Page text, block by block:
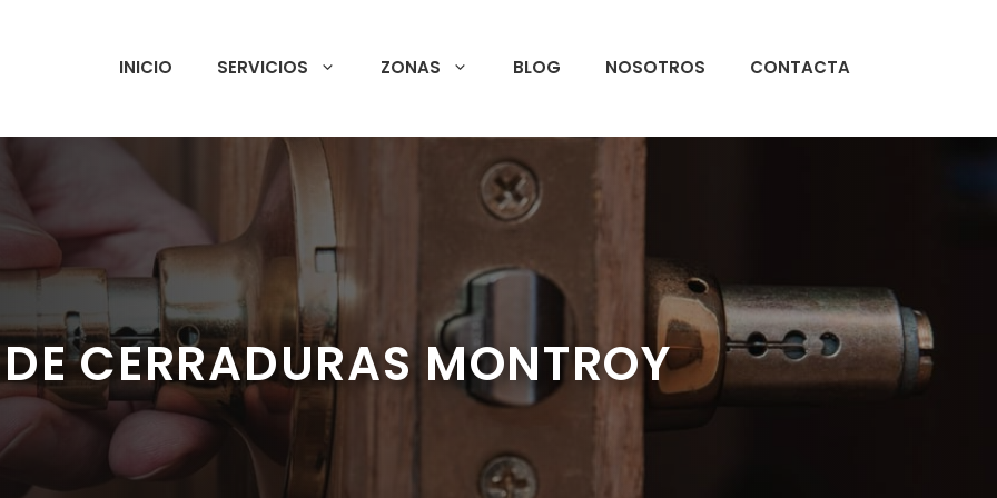
INICIO SERVICIOS ZONAS BLOG NOSOTROS CONTACTA
CERRADURAS MONTROY